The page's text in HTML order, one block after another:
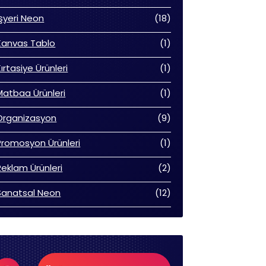
₺.
ürün
Neon
1818
ürün
Tablo
11
ürün
Ürünleri
11
ürün
Ürünleri
11
ürün
99
ürün
Ürünleri
11
ürün
Ürünleri
22
ürün
Neon
1212
ürün